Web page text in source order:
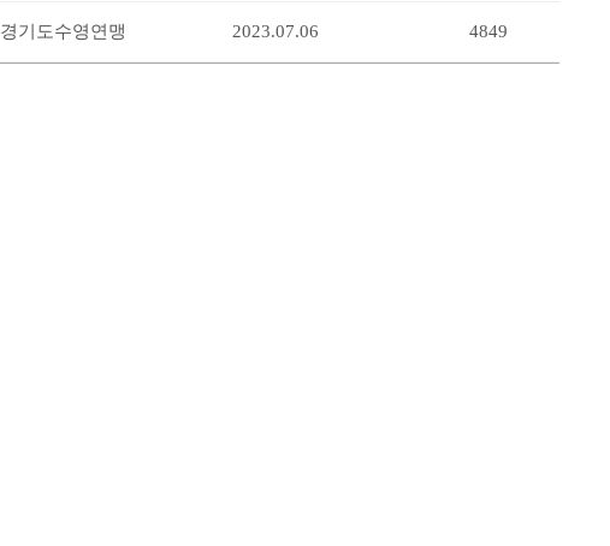
경기도수영연맹 2023.07.06 4849